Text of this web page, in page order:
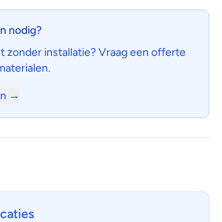
nodig?
zonder installatie? Vraag een offerte
→